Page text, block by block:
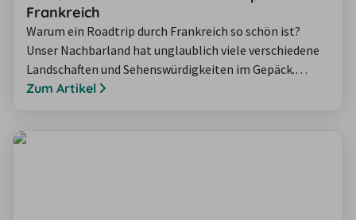
Frankreich
Warum ein Roadtrip durch Frankreich so schön ist?
Unser Nachbarland hat unglaublich viele verschiedene
Landschaften und Sehenswürdigkeiten im Gepäck.
Außerdem muss man sich nicht einmal in den Flieger
Zum Artikel